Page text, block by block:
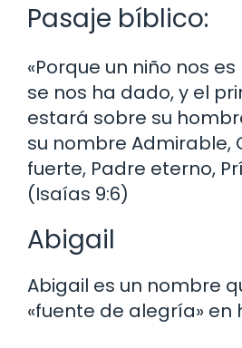
Pasaje bíblico:
«Porque un niño nos
se nos ha dado, y el
estará sobre su
su nombre Admirable,
fuerte, Padre eterno,
(Isaías 9:6)
Abigail
Abigail es un nombre
«fuente de alegría» en